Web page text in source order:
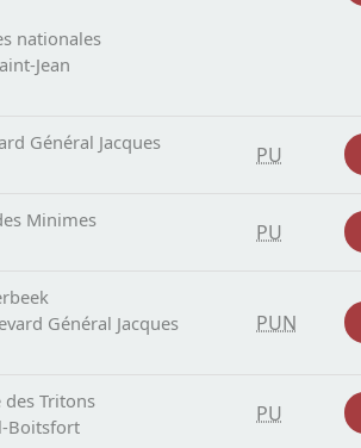
nationales
Jean
Général Jacques
PU
Minimes
PU
Général Jacques
PUN
des Tritons
Boitsfort
PU